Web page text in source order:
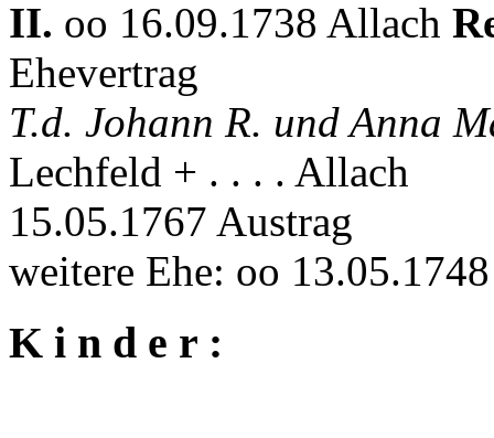
II. oo 16.09.1738 Allach
Ehevertrag
T.d. Johann R. und Anna
Lechfeld + . . . . Allach
15.05.1767 Austrag
weitere Ehe: oo
K i n d e r :